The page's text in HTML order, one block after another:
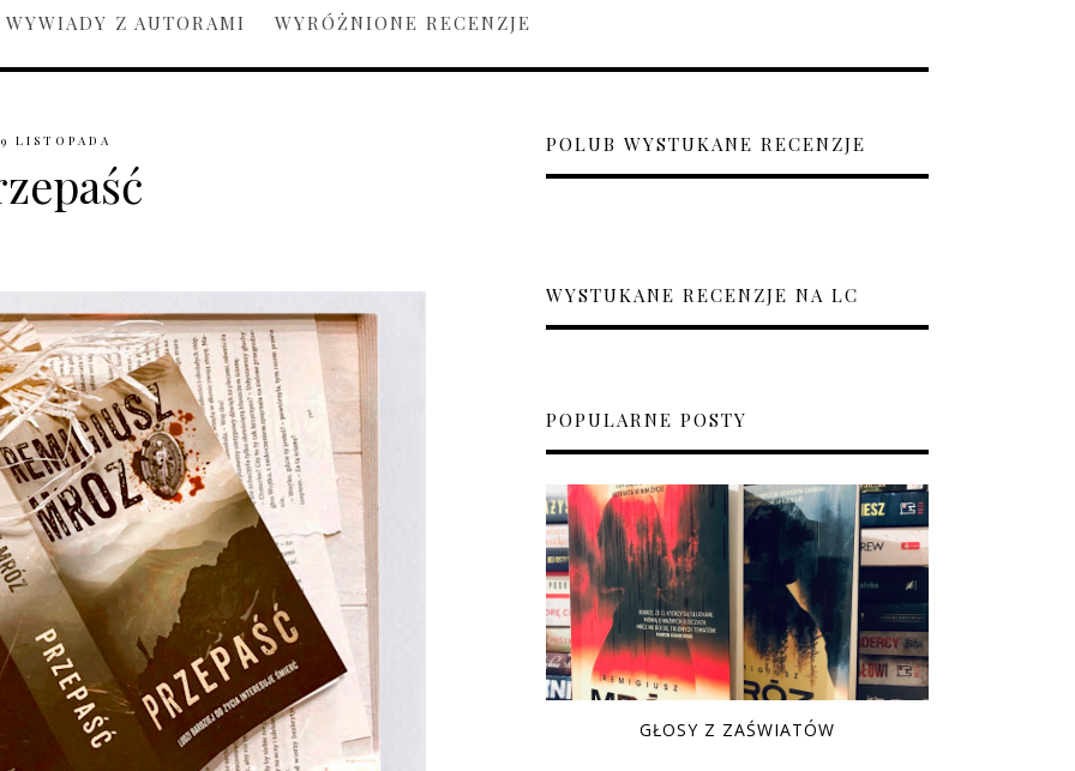
WYWIADY Z AUTORAMI
WYRÓŻNIONE RECENZJE
LISTOPADA POLUB WYSTUKANE RECENZJE
WYSTUKANE RECENZJE NA LC
POPULARNE POSTY
GŁOSY Z ZAŚWIATÓW